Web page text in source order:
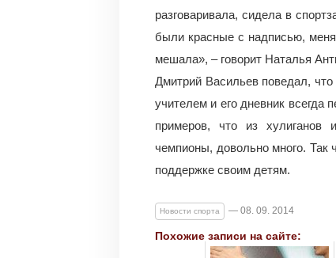
разговаривала, сидела в
были красные с надписью,
мешала», – говорит Наталья
Дмитрий Васильев поведал,
учителем и его дневник всегда
примеров, что из хулиганов
чемпионы, довольно много. Так
поддержке своим детям.
Новости спорта — 08. 09. 2014
Похожие записи на сайте: